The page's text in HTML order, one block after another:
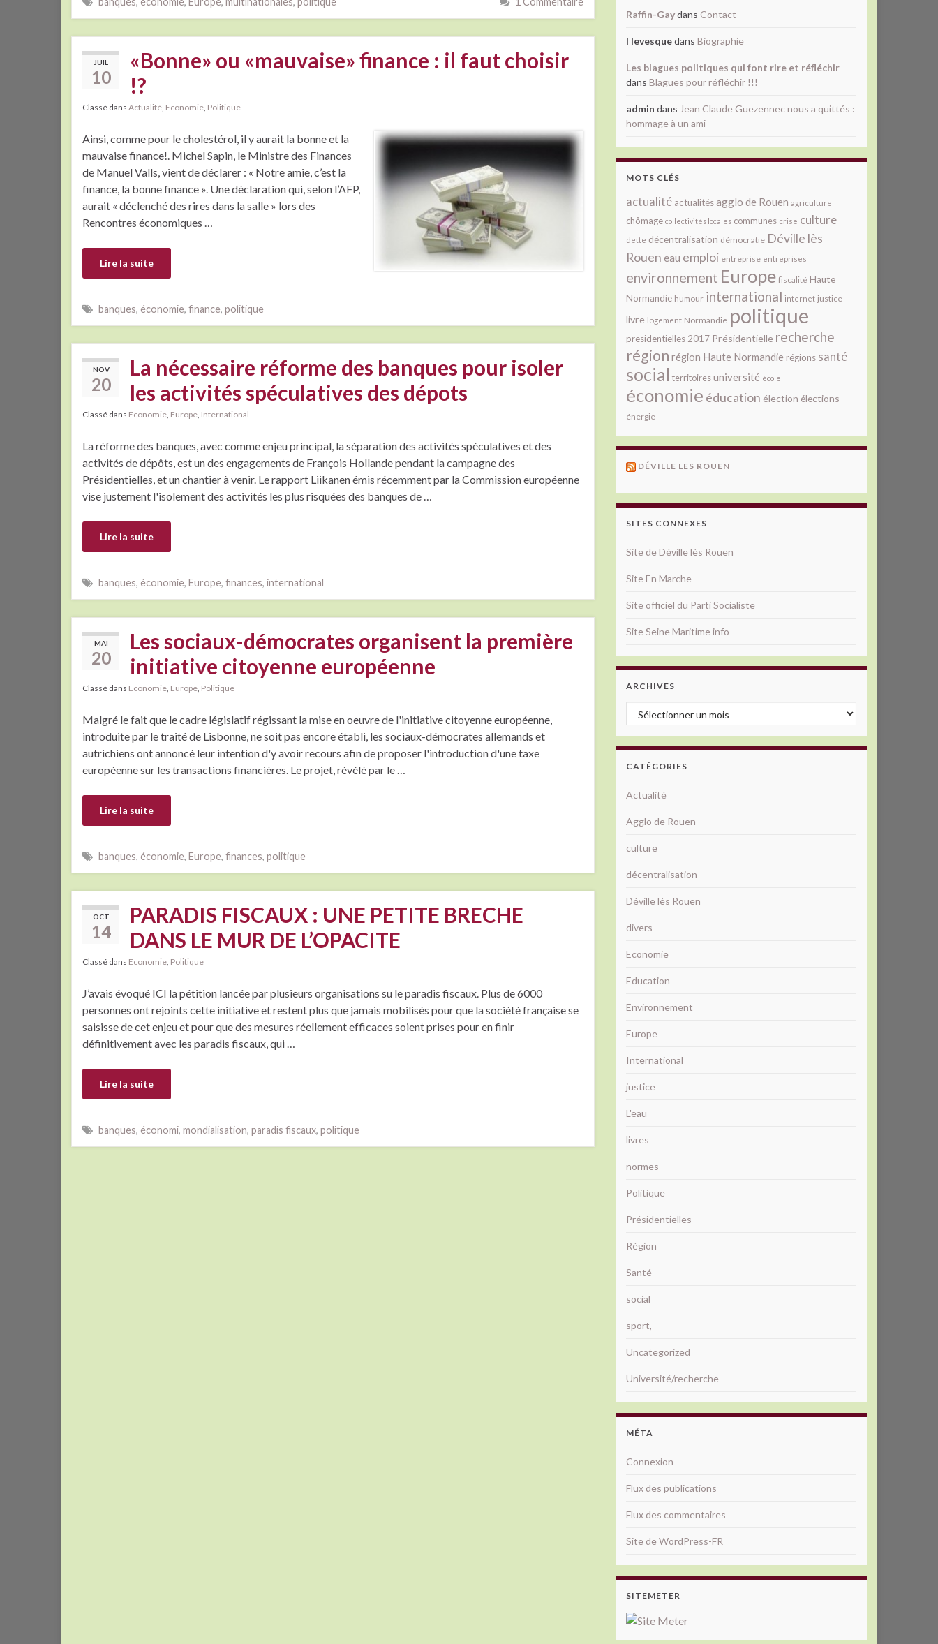
JUIL
10
«Bonne» ou «mauvaise» finance : il faut choisir
!?
Classé dans Actualité, Economie, Politique
Ainsi, comme pour le cholestérol, il y aurait la bonne et la
mauvaise finance!. Michel Sapin, le Ministre des Finances
de Manuel Valls, vient de déclarer : « Notre amie, c’est la
finance, la bonne finance ». Une déclaration qui, selon l’AFP,
aurait « déclenché des rires dans la salle » lors des
Rencontres économiques …
Lire la suite
banques, économie, finance, politique
NOV
20
La nécessaire réforme des banques pour isoler
les activités spéculatives des dépots
Classé dans Economie, Europe, International
La réforme des banques, avec comme enjeu principal, la séparation des activités spéculatives et des
activités de dépôts, est un des engagements de François Hollande pendant la campagne des
Présidentielles, et un chantier à venir. Le rapport Liikanen émis récemment par la Commission européenne
vise justement l'isolement des activités les plus risquées des banques de …
Lire la suite
banques, économie, Europe, finances, international
MAI
20
Les sociaux-démocrates organisent la première
initiative citoyenne européenne
Classé dans Economie, Europe, Politique
Malgré le fait que le cadre législatif régissant la mise en oeuvre de l'initiative citoyenne européenne,
introduite par le traité de Lisbonne, ne soit pas encore établi, les sociaux-démocrates allemands et
autrichiens ont annoncé leur intention d'y avoir recours afin de proposer l'introduction d'une taxe
européenne sur les transactions financières. Le projet, révélé par le …
Lire la suite
banques, économie, Europe, finances, politique
OCT
14
PARADIS FISCAUX : UNE PETITE BRECHE
DANS LE MUR DE L’OPACITE
Classé dans Economie, Politique
J’avais évoqué ICI la pétition lancée par plusieurs organisations su le paradis fiscaux. Plus de 6000
personnes ont rejoints cette initiative et restent plus que jamais mobilisés pour que la société française se
saisisse de cet enjeu et pour que des mesures réellement efficaces soient prises pour en finir
définitivement avec les paradis fiscaux, qui …
Lire la suite
banques, économi, mondialisation, paradis fiscaux, politique
Raffin-Gaydans Contact
l levesquedans Biographie
Les blagues politiques qui font rire et réfléchir
dans Blagues pour réfléchir !!!
admin dans Jean Claude Guezennec nous a quittés :
hommage à un ami
MOTS CLÉS
actualité actualitésagglo de Rouen agriculture
chômage collectivités locales communes crise culture
dette décentralisation démocratie Déville lès
Rouen eau emploi entreprise entreprises
environnement Europe fiscalité Haute
Normandie humour international internet justice
livre logement Normandie politique
presidentielles 2017 Présidentielle recherche
région région Haute Normandie régions santé
social territoiresuniversité école
économie éducation élection élections
énergie
DÉVILLE LES ROUEN
SITES CONNEXES
Site de Déville lès Rouen
Site En Marche
Site officiel du Parti Socialiste
Site Seine Maritime info
ARCHIVES
Archives
CATÉGORIES
Actualité
Agglo de Rouen
culture
décentralisation
Déville lès Rouen
divers
Economie
Education
Environnement
Europe
International
justice
L'eau
livres
normes
Politique
Présidentielles
Région
Santé
social
sport,
Uncategorized
Université/recherche
MÉTA
Connexion
Flux des publications
Flux des commentaires
Site de WordPress-FR
SITEMETER